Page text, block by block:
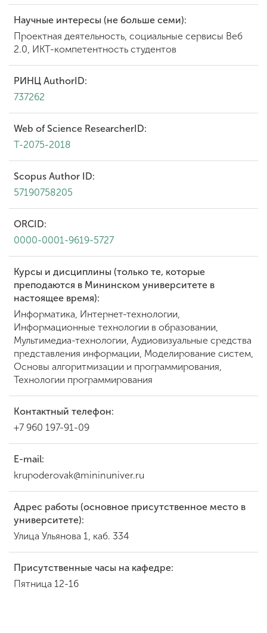
Научные интересы (не больше семи):
Проектная деятельность, социальные сервисы Веб
2.0, ИКТ-компетентность студентов
РИНЦ AuthorID:
737262
Web of Science ResearcherID:
T-2075-2018
Scopus Author ID:
57190758205
ORCID:
0000-0001-9619-5727
Курсы и дисциплины (только те, которые
преподаются в Мининском университете в
настоящее время):
Информатика, Интернет-технологии,
Информационные технологии в образовании,
Мультимедиа-технологии, Аудиовизуальные средства
представления информации, Моделирование систем,
Основы алгоритмизации и программирования,
Технологии программирования
Контактный телефон:
+7 960 197-91-09
E-mail:
krupoderovak@mininuniver.ru
Адрес работы (основное присутственное место в
университете):
Улица Ульянова 1, каб. 334
Присутственные часы на кафедре:
Пятница 12-16